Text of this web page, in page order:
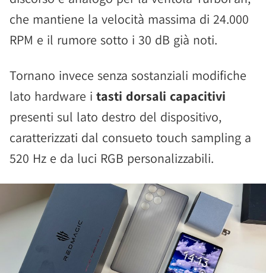
che mantiene la velocità massima di 24.000
RPM e il rumore sotto i 30 dB già noti.
Tornano invece senza sostanziali modifiche
lato hardware i tasti dorsali capacitivi
presenti sul lato destro del dispositivo,
caratterizzati dal consueto touch sampling a
520 Hz e da luci RGB personalizzabili.